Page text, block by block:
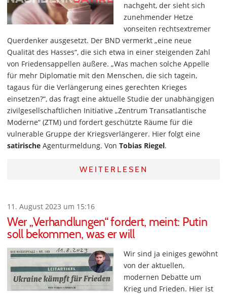
nachgeht, der sieht sich
zunehmender Hetze
vonseiten rechtsextremer
Querdenker ausgesetzt. Der BND vermerkt „eine neue
Qualität des Hasses“, die sich etwa in einer steigenden Zahl
von Friedensappellen äußere. „Was machen solche Appelle
für mehr Diplomatie mit den Menschen, die sich tagein,
tagaus für die Verlängerung eines gerechten Krieges
einsetzen?“, das fragt eine aktuelle Studie der unabhängigen
zivilgesellschaftlichen Initiative „Zentrum Transatlantische
Moderne“ (ZTM) und fordert geschützte Räume für die
vulnerable Gruppe der Kriegsverlängerer. Hier folgt eine
satirische Agenturmeldung. Von Tobias Riegel.
WEITERLESEN
11. August 2023 um 15:16
Wer „Verhandlungen“ fordert, meint: Putin
soll bekommen, was er will
Wir sind ja einiges gewöhnt
von der aktuellen,
modernen Debatte um
Krieg und Frieden. Hier ist